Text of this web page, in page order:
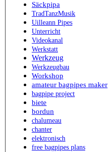
Säckpipa
TradTanzMusik
Uilleann Pipes
Unterricht
Videokanal
Werkstatt
Werkzeug
Werkzeugbau
Workshop
amateur bagpipes maker
bagpipe project
biete
bordun
chalumeau
chanter
elektronisch
free bagpipes plans